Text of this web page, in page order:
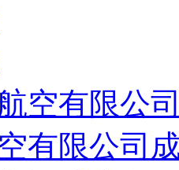
空有限公
有限公司